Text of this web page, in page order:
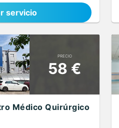
servicio
PRECIO
58 €
Médico Quirúrgico